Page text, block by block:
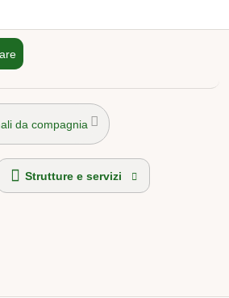
da compagnia
Strutture e servizi